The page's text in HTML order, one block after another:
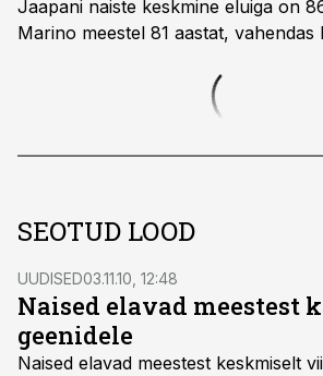
Jaapani naiste keskmine eluiga on
Marino meestel 81 aastat, vahendas
SEOTUD LOOD
UUDISED03.11.10, 12:48
Naised elavad meestest
geenidele
Naised elavad meestest keskmiselt viis